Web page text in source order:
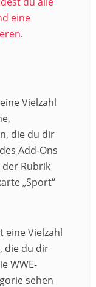
eine
.
Vielzahl
die du dir
Add-Ons
Rubrik
„Sport“
eine Vielzahl
die du dir
WWE-
sehen